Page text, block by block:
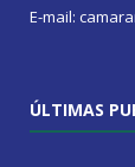
E-mail:
ÚLTIMAS